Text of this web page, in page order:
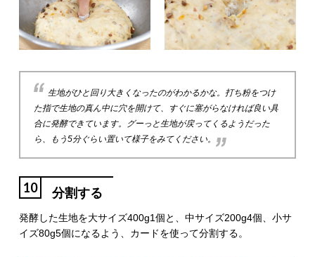
生地がひと回り大きくなったのがわかるかな。打ち粉をつけ
た指で生地の真ん中に穴を開けて、すぐに塞がらなければ良い具
合に発酵できています。グーっと生地が戻ってくるようだった
ら、もう5分ぐらい置いて様子をみてください。
10 分割する
発酵した生地を大サイズ400g1個と、中サイズ200g4個、小サ
イズ80g5個になるよう、カードを使って分割する。